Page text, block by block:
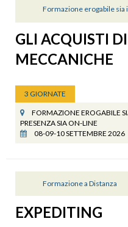
Formazione erogabile sia
GLI ACQUISTI
MECCANICHE
3 GIORNATE
FORMAZIONE EROGABILE
PRESENZA SIA ON-LINE
08-09-10 SETTEMBRE 2026
Formazione a Distanza
EXPEDITING